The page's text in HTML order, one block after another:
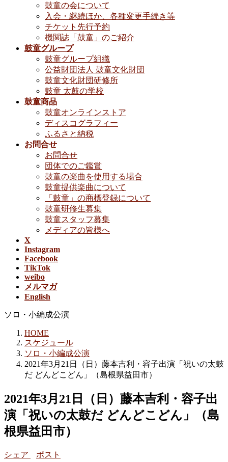
鼓童の会について
入会・継続ほか、各種変更手続き等
チケット先行予約
機関誌「鼓童」のご紹介
鼓童グループ
鼓童グループ組織
公益財団法人 鼓童文化財団
鼓童文化財団研修所
鼓童 太鼓の学校
鼓童商品
鼓童オンラインストア
ディスコグラフィー
ふるさと納税
お問合せ
お問合せ
団体でのご鑑賞
鼓童の楽曲を使用する場合
鼓童提供楽曲について
「鼓童」の商標登録について
鼓童研修生募集
鼓童スタッフ募集
メディアの皆様へ
X
Instagram
Facebook
TikTok
weibo
メルマガ
English
ソロ・小編成公演
HOME
スケジュール
ソロ・小編成公演
2021年3月21日（日）藤本吉利・容子出演「祝いの太鼓
だ どんどこどん」（島根県益田市）
2021年3月21日（日）藤本吉利・容子出
演「祝いの太鼓だ どんどこどん」（島
根県益田市）
シェア ポスト